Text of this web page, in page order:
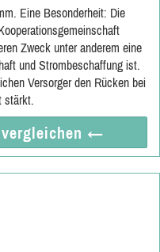
Eine Besonderheit: Die
Zweck unter anderem eine
und Strombeschaffung ist.
Versorger den Rücken bei
stärkt.
←